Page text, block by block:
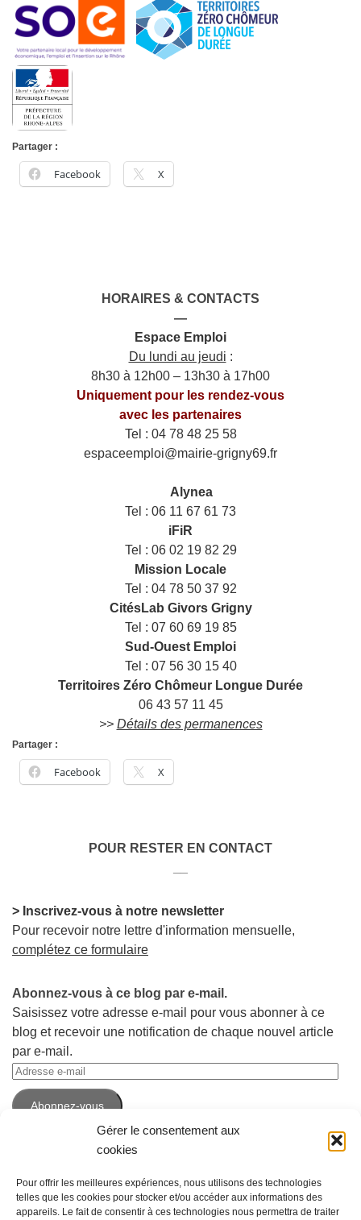
Gérer le consentement aux
cookies
Pour offrir les meilleures expériences, nous utilisons des technologies
telles que les cookies pour stocker et/ou accéder aux informations des
appareils. Le fait de consentir à ces technologies nous permettra de traiter
Partager :
Facebook X
HORAIRES & CONTACTS
—
Espace Emploi
Du lundi au jeudi :
8h30 à 12h00 – 13h30 à 17h00
Uniquement pour les rendez-vous
avec les partenaires
Tel : 04 78 48 25 58
espaceemploi@mairie-grigny69.fr
Alynea
Tel : 06 11 67 61 73
iFiR
Tel : 06 02 19 82 29
Mission Locale
Tel : 04 78 50 37 92
CitésLab Givors Grigny
Tel : 07 60 69 19 85
Sud-Ouest Emploi
Tel : 07 56 30 15 40
Territoires Zéro Chômeur Longue Durée
06 43 57 11 45
>> Détails des permanences
Partager :
Facebook X
POUR RESTER EN CONTACT
> Inscrivez-vous à notre newsletter
Pour recevoir notre lettre d'information mensuelle,
complétez ce formulaire
Abonnez-vous à ce blog par e-mail.
Saisissez votre adresse e-mail pour vous abonner à ce
blog et recevoir une notification de chaque nouvel article
par e-mail.
Adresse
e-
mailAbonnez-vous